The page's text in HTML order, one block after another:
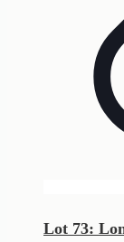
Lot 73: